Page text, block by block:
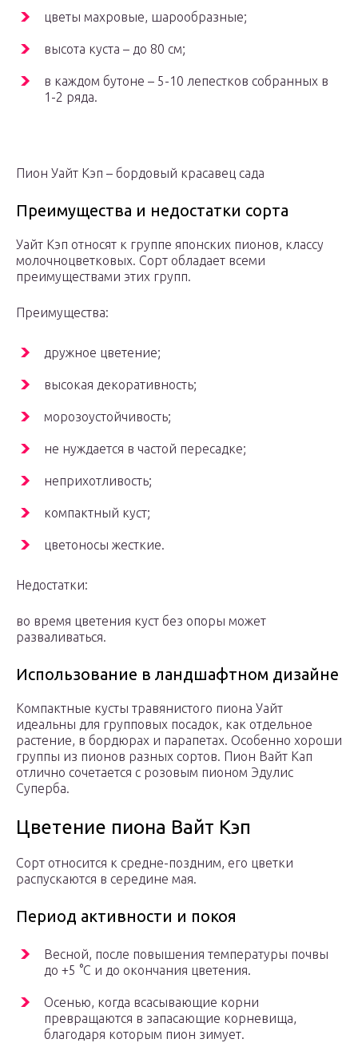
цветы махровые, шарообразные;
высота куста – до 80 см;
в каждом бутоне – 5-10 лепестков собранных в
1-2 ряда.
Пион Уайт Кэп – бордовый красавец сада
Преимущества и недостатки сорта
Уайт Кэп относят к группе японских пионов, классу
молочноцветковых. Сорт обладает всеми
преимуществами этих групп.
Преимущества:
дружное цветение;
высокая декоративность;
морозоустойчивость;
не нуждается в частой пересадке;
неприхотливость;
компактный куст;
цветоносы жесткие.
Недостатки:
во время цветения куст без опоры может
разваливаться.
Использование в ландшафтном дизайне
Компактные кусты травянистого пиона Уайт
идеальны для групповых посадок, как отдельное
растение, в бордюрах и парапетах. Особенно хороши
группы из пионов разных сортов. Пион Вайт Кап
отлично сочетается с розовым пионом Эдулис
Суперба.
Цветение пиона Вайт Кэп
Сорт относится к средне-поздним, его цветки
распускаются в середине мая.
Период активности и покоя
Весной, после повышения температуры почвы
до +5 °С и до окончания цветения.
Осенью, когда всасывающие корни
превращаются в запасающие корневища,
благодаря которым пион зимует.